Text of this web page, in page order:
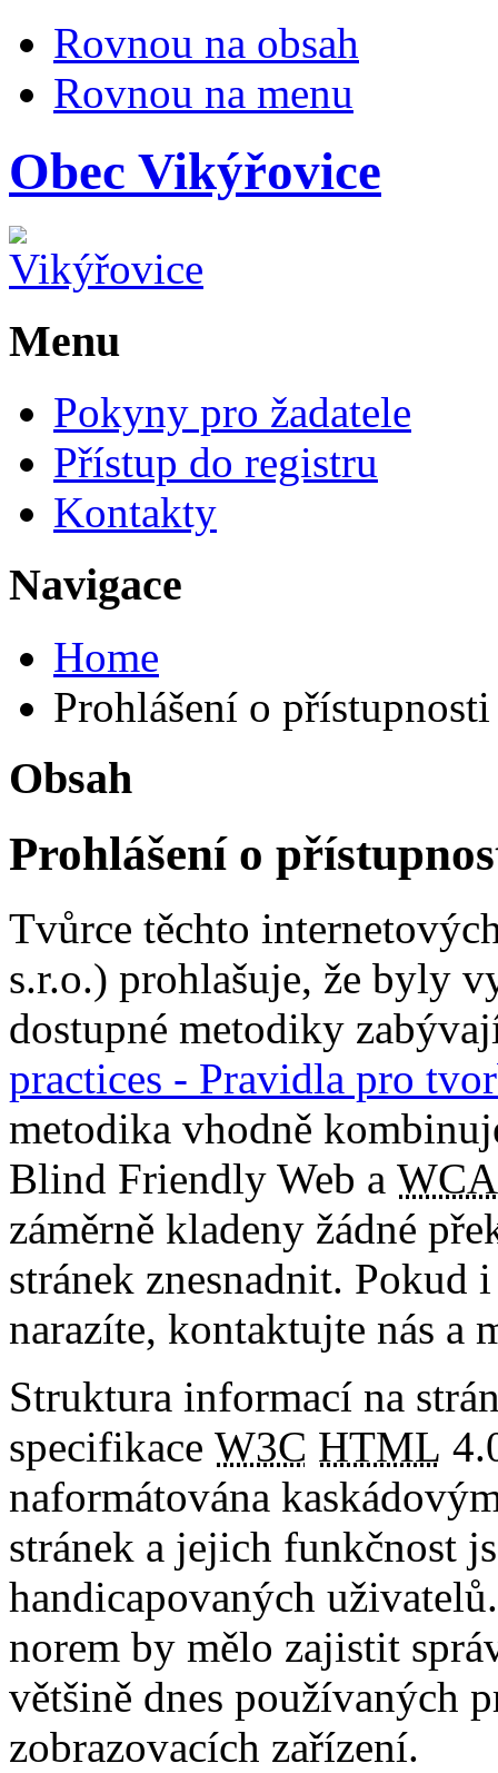
Rovnou na obsah
Rovnou na menu
Obec Vikýřovice
Menu
Pokyny pro žadatele
Přístup do registru
Kontakty
Navigace
Home
Prohlášení o přístupnosti
Obsah
Prohlášení o
Tvůrce těchto
s.r.o.) prohlašuje, že byly
dostupné metodiky
practices - Pravidla pro
metodika vhodně
Blind Friendly Web a
záměrně kladeny žádné
stránek znesnadnit. Pokud
narazíte, kontaktujte nás a
Struktura informací na
specifikace W3C HTML
naformátována
stránek a jejich funkčnost
handicapovaných
norem by mělo zajistit
většině dnes používaných
zobrazovacích zařízení.